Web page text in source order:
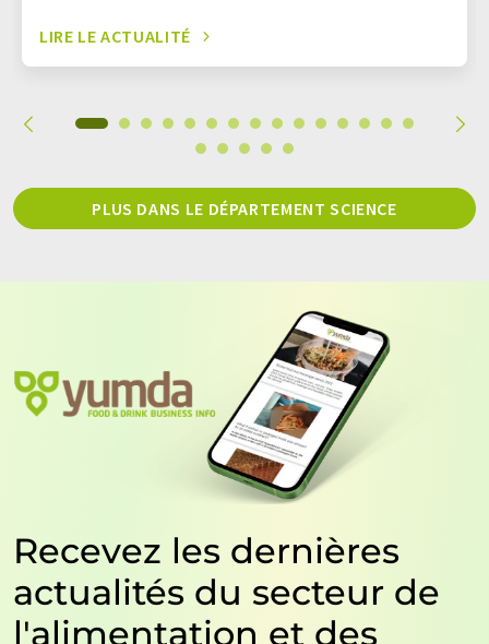
LIRE LE ACTUALITÉ
PLUS DANS LE DÉPARTEMENT SCIENCE
Recevez les dernières
actualités du secteur de
l'alimentation et des